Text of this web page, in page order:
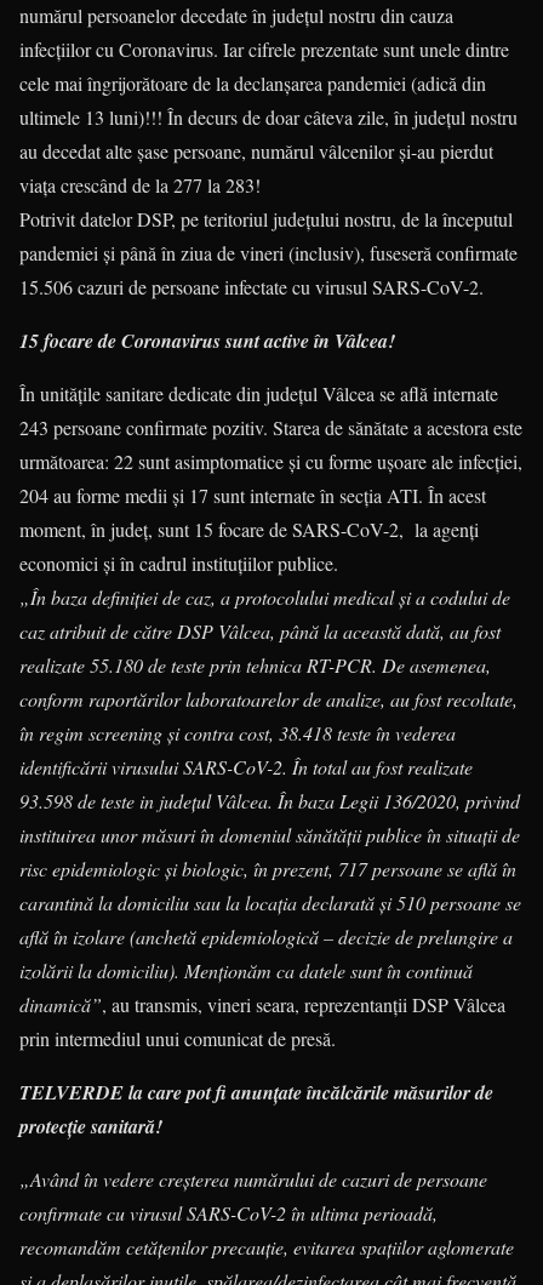
numărul persoanelor decedate în județul nostru din cauza
infecțiilor cu Coronavirus. Iar cifrele prezentate sunt unele dintre
cele mai îngrijorătoare de la declanșarea pandemiei (adică din
ultimele 13 luni)!!! În decurs de doar câteva zile, în județul nostru
au decedat alte șase persoane, numărul vâlcenilor și-au pierdut
viața crescând de la 277 la 283!
Potrivit datelor DSP, pe teritoriul județului nostru, de la începutul
pandemiei și până în ziua de vineri (inclusiv), fuseseră confirmate
15.506 cazuri de persoane infectate cu virusul SARS-CoV-2.
15 focare de Coronavirus sunt active în Vâlcea!
În unitățile sanitare dedicate din județul Vâlcea se află internate
243 persoane confirmate pozitiv. Starea de sănătate a acestora este
următoarea: 22 sunt asimptomatice și cu forme ușoare ale infecției,
204 au forme medii și 17 sunt internate în secția ATI. În acest
moment, în județ, sunt 15 focare de SARS-CoV-2, la agenți
economici și în cadrul instituțiilor publice.
„În baza definiției de caz, a protocolului medical și a codului de
caz atribuit de către DSP Vâlcea, până la această dată, au fost
realizate 55.180 de teste prin tehnica RT-PCR. De asemenea,
conform raportărilor laboratoarelor de analize, au fost recoltate,
în regim screening și contra cost, 38.418 teste în vederea
identificării virusului SARS-CoV-2. În total au fost realizate
93.598 de teste in județul Vâlcea. În baza Legii 136/2020, privind
instituirea unor măsuri în domeniul sănătății publice în situații de
risc epidemiologic și biologic, în prezent, 717 persoane se află în
carantină la domiciliu sau la locația declarată și 510 persoane se
află în izolare (anchetă epidemiologică – decizie de prelungire a
izolării la domiciliu). Menționăm ca datele sunt în continuă
dinamică”, au transmis, vineri seara, reprezentanții DSP Vâlcea
prin intermediul unui comunicat de presă.
TELVERDE la care pot fi anunțate încălcările măsurilor de
protecție sanitară!
„Având în vedere creșterea numărului de cazuri de persoane
confirmate cu virusul SARS-CoV-2 în ultima perioadă,
recomandăm cetățenilor precauție, evitarea spațiilor aglomerate